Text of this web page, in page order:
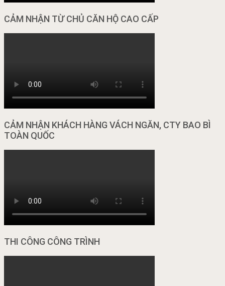
CẢM NHẬN TỪ CHỦ CĂN HỘ CAO CẤP
CẢM NHẬN KHÁCH HÀNG VÁCH NGĂN, CTY BAO BÌ
TOÀN QUỐC
THI CÔNG CÔNG TRÌNH